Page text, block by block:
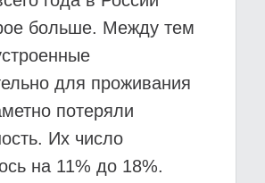
больше. Между тем
для проживания
потеряли
Их число
на 11% до 18%.